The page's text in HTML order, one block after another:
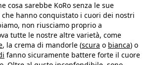
cosa sarebbe KoRo senza le sue
hanno conquistato i cuori dei nostri
non riusciamo proprio a
tutte le nostre altre varietà, come
, la crema di mandorle (scura o bianca) o
fanno sicuramente battere forte il cuore